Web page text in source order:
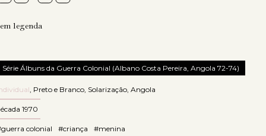
legenda
Série Álbuns da Guerra Colonial (Albano Costa Pereira, Angola 72-74)
, Preto e Branco, Solarização, Angola
1970
colonial #criança #menina